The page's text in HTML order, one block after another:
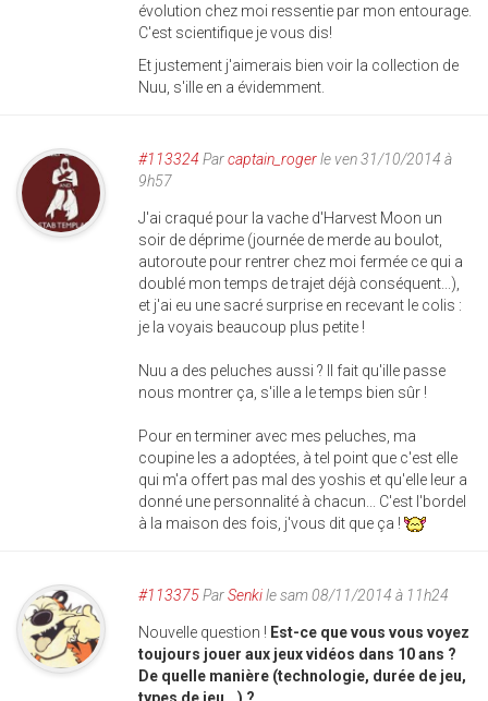
évolution chez moi ressentie par mon entourage.
C'est scientifique je vous dis!
Et justement j'aimerais bien voir la collection de
Nuu, s'ille en a évidemment.
#113324 Parcaptain_rogerle ven 31/10/2014 à
9h57
J'ai craqué pour la vache d'Harvest Moon un
soir de déprime (journée de merde au boulot,
autoroute pour rentrer chez moi fermée ce qui a
doublé mon temps de trajet déjà conséquent...),
et j'ai eu une sacré surprise en recevant le colis :
je la voyais beaucoup plus petite !
Nuu a des peluches aussi ? Il fait qu'ille passe
nous montrer ça, s'ille a le temps bien sûr !
Pour en terminer avec mes peluches, ma
coupine les a adoptées, à tel point que c'est elle
qui m'a offert pas mal des yoshis et qu'elle leur a
donné une personnalité à chacun... C'est l'bordel
à la maison des fois, j'vous dit que ça !
#113375ParSenkile sam 08/11/2014 à 11h24
Nouvelle question ! Est-ce que vous vous voyez
toujours jouer aux jeux vidéos dans 10 ans ?
De quelle manière (technologie, durée de jeu,
types de jeu...) ?